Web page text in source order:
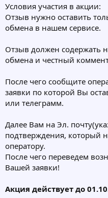
Условия участия в акции:
Отзыв нужно оставить
обмена в нашем сервисе.
Отзыв должен содержать
обмена и честный
После чего сообщите
заявки по которой Вы
или телеграмм.
Далее Вам на Эл.
подтверждения, который
оператору.
После чего переведем
Вашей заявки!
Акция действует до